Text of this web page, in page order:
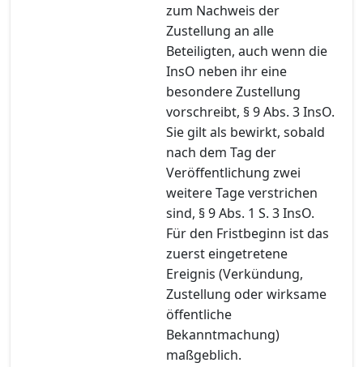
zum Nachweis der
Zustellung an alle
Beteiligten, auch wenn die
InsO neben ihr eine
besondere Zustellung
vorschreibt, § 9 Abs. 3 InsO.
Sie gilt als bewirkt, sobald
nach dem Tag der
Veröffentlichung zwei
weitere Tage verstrichen
sind, § 9 Abs. 1 S. 3 InsO.
Für den Fristbeginn ist das
zuerst eingetretene
Ereignis (Verkündung,
Zustellung oder wirksame
öffentliche
Bekanntmachung)
maßgeblich.